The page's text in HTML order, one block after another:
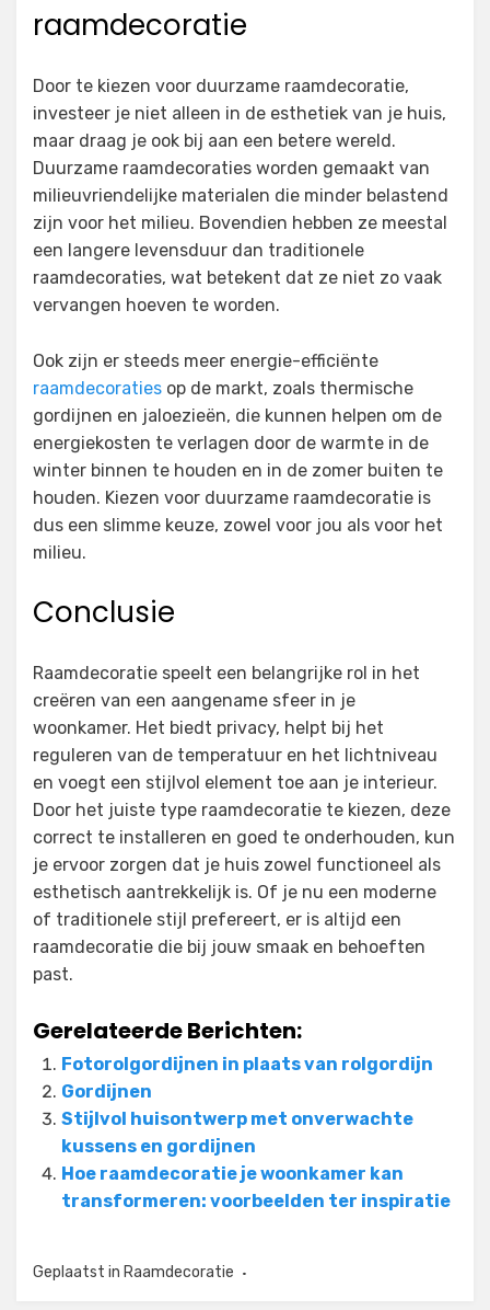
raamdecoratie
Door te kiezen voor duurzame raamdecoratie,
investeer je niet alleen in de esthetiek van je huis,
maar draag je ook bij aan een betere wereld.
Duurzame raamdecoraties worden gemaakt van
milieuvriendelijke materialen die minder belastend
zijn voor het milieu. Bovendien hebben ze meestal
een langere levensduur dan traditionele
raamdecoraties, wat betekent dat ze niet zo vaak
vervangen hoeven te worden.
Ook zijn er steeds meer energie-efficiënte
raamdecoraties op de markt, zoals thermische
gordijnen en jaloezieën, die kunnen helpen om de
energiekosten te verlagen door de warmte in de
winter binnen te houden en in de zomer buiten te
houden. Kiezen voor duurzame raamdecoratie is
dus een slimme keuze, zowel voor jou als voor het
milieu.
Conclusie
Raamdecoratie speelt een belangrijke rol in het
creëren van een aangename sfeer in je
woonkamer. Het biedt privacy, helpt bij het
reguleren van de temperatuur en het lichtniveau
en voegt een stijlvol element toe aan je interieur.
Door het juiste type raamdecoratie te kiezen, deze
correct te installeren en goed te onderhouden, kun
je ervoor zorgen dat je huis zowel functioneel als
esthetisch aantrekkelijk is. Of je nu een moderne
of traditionele stijl prefereert, er is altijd een
raamdecoratie die bij jouw smaak en behoeften
past.
Gerelateerde Berichten:
Fotorolgordijnen in plaats van rolgordijn
Gordijnen
Stijlvol huisontwerp met onverwachte
kussens en gordijnen
Hoe raamdecoratie je woonkamer kan
transformeren: voorbeelden ter inspiratie
Geplaatst in Raamdecoratie